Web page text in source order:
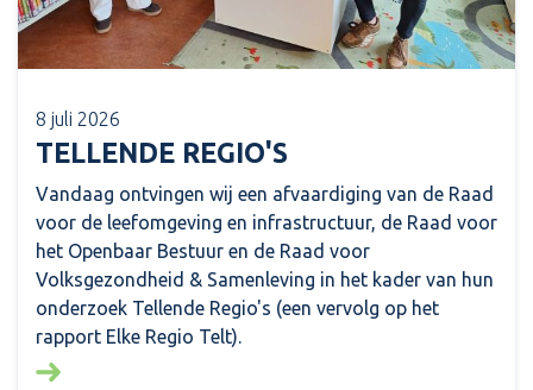
8 juli 2026
TELLENDE REGIO'S
Vandaag ontvingen wij een afvaardiging van de Raad
voor de leefomgeving en infrastructuur, de Raad voor
het Openbaar Bestuur en de Raad voor
Volksgezondheid & Samenleving in het kader van hun
onderzoek Tellende Regio's (een vervolg op het
rapport Elke Regio Telt).
Lees meer over: Tellende regio's